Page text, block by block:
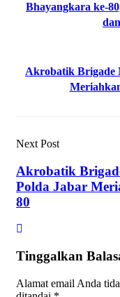
Bhayangkara ke-
Akrobatik Brigade
Next Post
Akrobatik
Polda Jabar
80
Tinggalkan
Alamat email Anda